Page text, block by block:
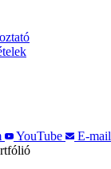
YouTube
E-mail